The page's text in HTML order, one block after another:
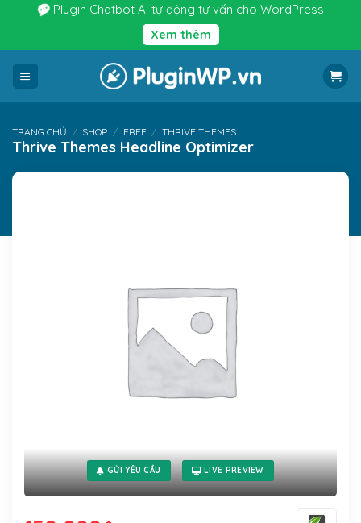
nội
dung
Plugin Chatbot AI tự động tư vấn cho WordPress
Xem thêm
TRANG CHỦ / SHOP / FREE / THRIVE THEMES
Thrive Themes Headline Optimizer
GỬI YÊU CẦU LIVE PREVIEW